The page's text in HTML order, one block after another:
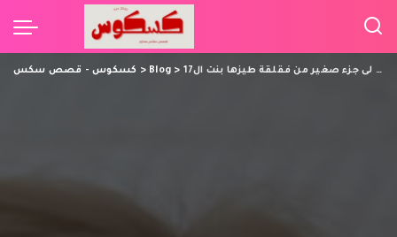
كسكوس - قصص سكس > Blog> قصة نيك اخت صديقي تذحلق البنطلون وظهرت لى جزء صغير من فقلقة طيزها بنت ال17